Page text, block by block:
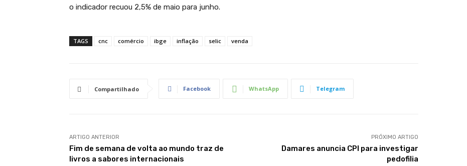
o indicador recuou 2,5% de maio para junho.
TAGS cnc comércio ibge inflação selic venda
Compartilhado Facebook WhatsApp Telegram
ARTIGO ANTERIOR
Fim de semana de volta ao mundo traz de
livros a sabores internacionais
PRÓXIMO ARTIGO
Damares anuncia CPI para investigar
pedofilia